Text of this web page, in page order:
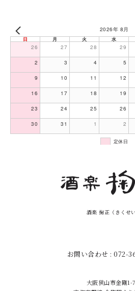
2026年 8月
日 月 火 水
26 27 28 29
2 3 4 5
9 10 11 12
16 17 18 19
23 24 25 26
30 31 1 2
定休日
酒楽 掬正（きくせい
お問い合わせ : 072-
大阪狭山市金剛1-